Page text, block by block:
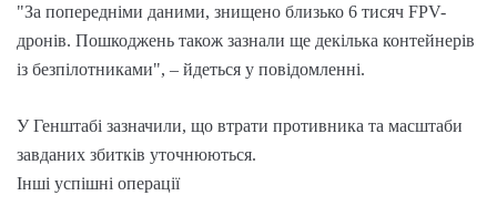
"За попередніми даними, знищено близько 6 тисяч FPV-
дронів. Пошкоджень також зазнали ще декілька контейнерів
із безпілотниками", – йдеться у повідомленні.
У Генштабі зазначили, що втрати противника та масштаби
завданих збитків уточнюються.
Інші успішні операції